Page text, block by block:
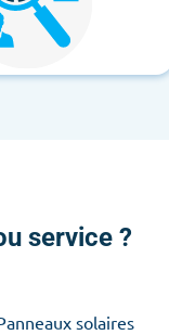
service ?
solaires